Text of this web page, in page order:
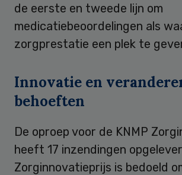
de eerste en tweede lijn om
medicatiebeoordelingen als
zorgprestatie een plek te
Innovatie en
behoeften
De oproep voor de KNMP
heeft 17 inzendingen
Zorginnovatieprijs is bedoeld